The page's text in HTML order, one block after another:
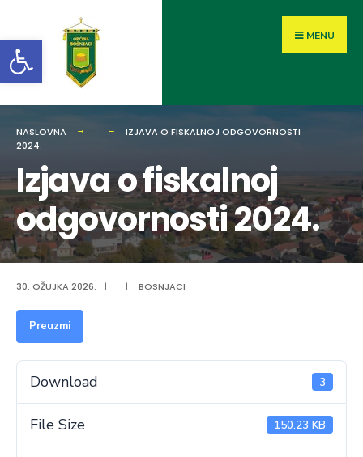
Open toolbar MENU
NASLOVNA
IZJAVA O FISKALNOJ ODGOVORNOSTI
2024.
Izjava o fiskalnoj
odgovornosti 2024.
30. OŽUJKA 2026. | | BOSNJACI
Preuzmi
Download 3
File Size 150.23 KB